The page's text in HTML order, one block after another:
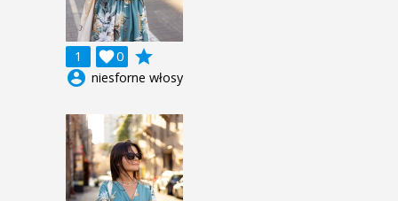
1 0

grade
account_circle niesforne włosy